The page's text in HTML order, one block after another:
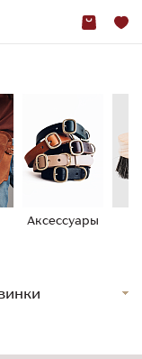
Аксессуары